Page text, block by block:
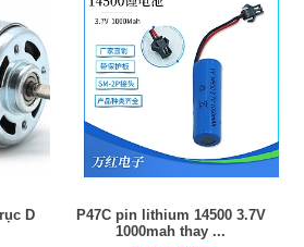
D
P47C pin lithium 14500 3.7V
1000mah thay ...